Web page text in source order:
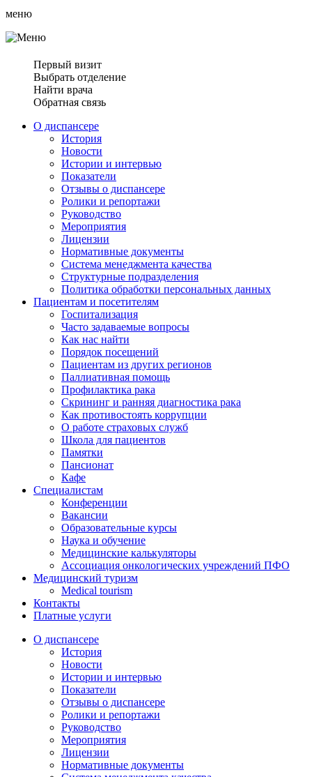
меню
Первый визит
Выбрать отделение
Найти врача
Обратная связь
О диспансере
История
Новости
Истории и интервью
Показатели
Отзывы о диспансере
Ролики и репортажи
Руководство
Мероприятия
Лицензии
Нормативные документы
Система менеджмента качества
Структурные подразделения
Политика обработки персональных данных
Пациентам и посетителям
Госпитализация
Часто задаваемые вопросы
Как нас найти
Порядок посещений
Пациентам из других регионов
Паллиативная помощь
Профилактика рака
Скрининг и ранняя диагностика рака
Как противостоять коррупции
О работе страховых служб
Школа для пациентов
Памятки
Пансионат
Кафе
Специалистам
Конференции
Вакансии
Образовательные курсы
Наука и обучение
Медицинские калькуляторы
Ассоциация oнкологических учреждений ПФО
Медицинский туризм
Medical tourism
Контакты
Платные услуги
О диспансере
История
Новости
Истории и интервью
Показатели
Отзывы о диспансере
Ролики и репортажи
Руководство
Мероприятия
Лицензии
Нормативные документы